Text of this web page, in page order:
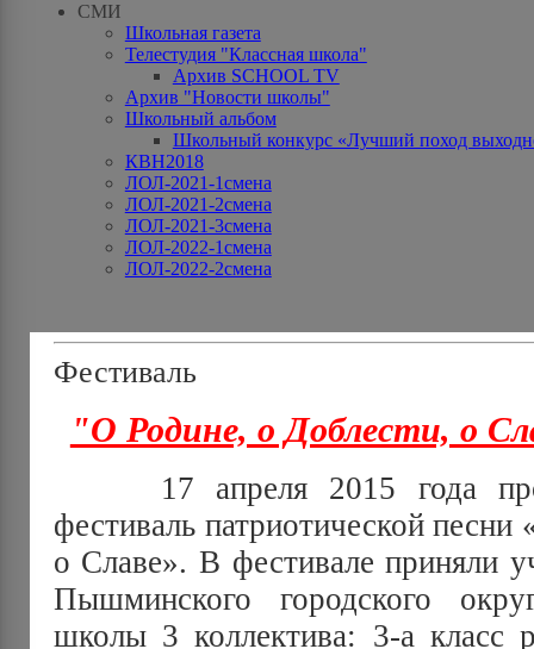
СМИ
Школьная газета
Телестудия "Классная школа"
Архив SCHOOL TV
Архив "Новости школы"
Школьный альбом
Школьный конкурс «Лучший поход
КВН2018
ЛОЛ-2021-1смена
ЛОЛ-2021-2смена
ЛОЛ-2021-3смена
ЛОЛ-2022-1смена
ЛОЛ-2022-2смена
Фестиваль
"О Родине, о Доблести, о
17 апреля 2015 года
фестиваль патриотической
о Славе». В фестивале приняли
Пышминского городского
школы 3 коллектива: 3-а класс